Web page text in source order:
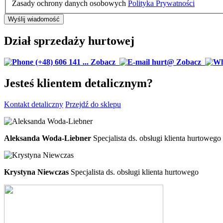
Zasady ochrony danych osobowych Polityka Prywatności
Dział sprzedaży hurtowej
(+48) 606 141 ... Zobacz hurt@ Zobacz
Jesteś klientem detalicznym?
Kontakt detaliczny Przejdź do sklepu
Aleksanda Woda-Liebner Specjalista ds. obsługi klienta hurtowego
Krystyna Niewczas Specjalista ds. obsługi klienta hurtowego